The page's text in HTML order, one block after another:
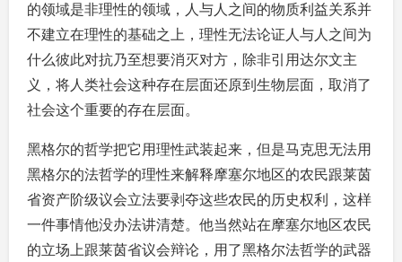
的领域是非理性的领域，人与人之间的物质利益关系并
不建立在理性的基础之上，理性无法论证人与人之间为
什么彼此对抗乃至想要消灭对方，除非引用达尔文主
义，将人类社会这种存在层面还原到生物层面，取消了
社会这个重要的存在层面。
黑格尔的哲学把它用理性武装起来，但是马克思无法用
黑格尔的法哲学的理性来解释摩塞尔地区的农民跟莱茵
省资产阶级议会立法要剥夺这些农民的历史权利，这样
一件事情他没办法讲清楚。他当然站在摩塞尔地区农民
的立场上跟莱茵省议会辩论，用了黑格尔法哲学的武器